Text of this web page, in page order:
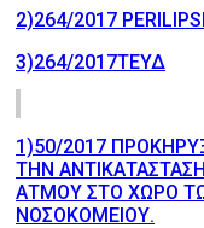
2)264/2017
3)264/2017ΤΕΥΔ
1)50/2017
ΤΗΝ
ΑΤΜΟΥ ΣΤΟ ΧΩΡΟ
ΝΟΣΟΚΟΜΕΙΟΥ.